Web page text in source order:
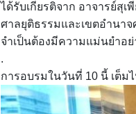
ได้รับเกียรติจาก อาจารย์สุ
ศาลยุติธรรมและเขตอำนา
จำเป็นต้องมีความแม่นยำอ
.
การอบรมในวันที่ 10 นี้ เต็